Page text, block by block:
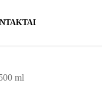
ml